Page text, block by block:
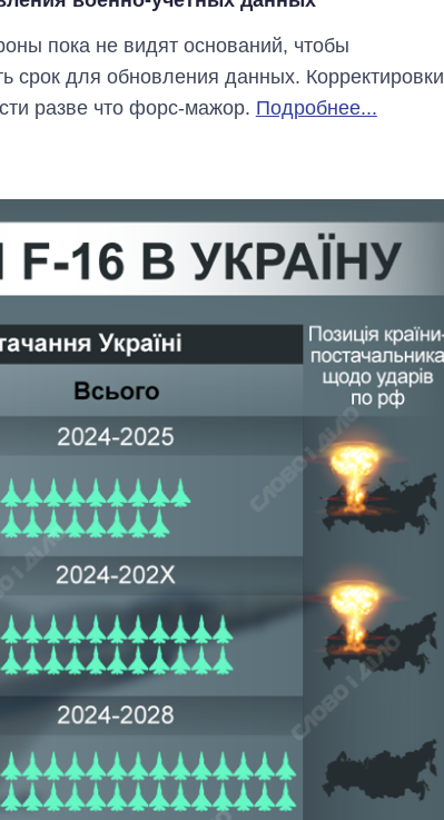
пока не видят оснований, чтобы
срок для обновления данных. Корректировки
разве что форс-мажор. Подробнее...